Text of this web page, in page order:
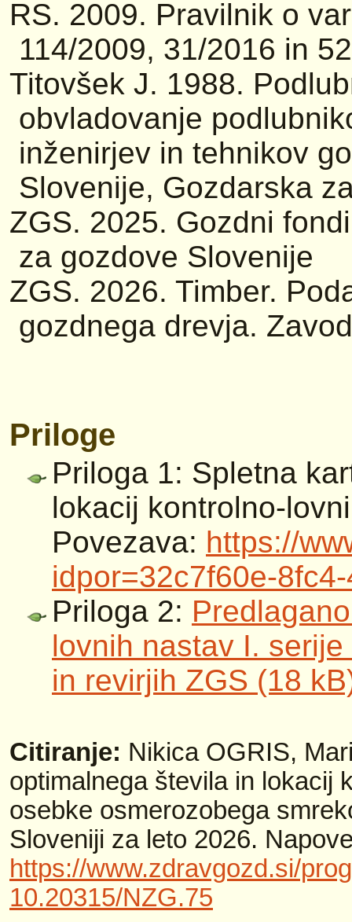
RS. 2009. Pravilnik o
114/2009, 31/2016 in
Titovšek J. 1988.
obvladovanje
inženirjev in tehnikov
Slovenije, Gozdarska
ZGS. 2025. Gozdni
za gozdove Slovenije
ZGS. 2026. Timber.
gozdnega drevja.
Priloge
Priloga 1: Spletna
lokacij kontrolno-
Povezava: https://
idpor=32c7f60e-
Priloga 2:
lovnih nastav I.
in revirjih ZGS (18
Citiranje: Nikica OGRIS,
optimalnega števila in lokacij
osebke osmerozobega
Sloveniji za leto 2026.
https://www.zdravgozd.si/
10.20315/NZG.75